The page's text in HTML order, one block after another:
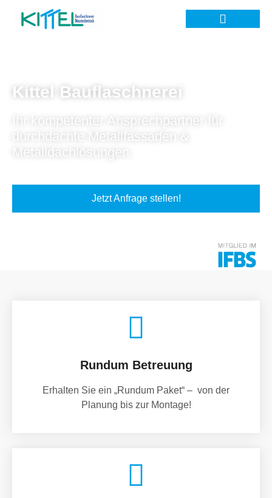
Kittel Bauflaschnerei
Ihr kompetenter Ansprechpartner für
durchdachte Metallfassaden &
Metalldachlösungen.
Jetzt Anfrage stellen!
Rundum Betreuung
Erhalten Sie ein „Rundum Paket“ – von der
Planung bis zur Montage!